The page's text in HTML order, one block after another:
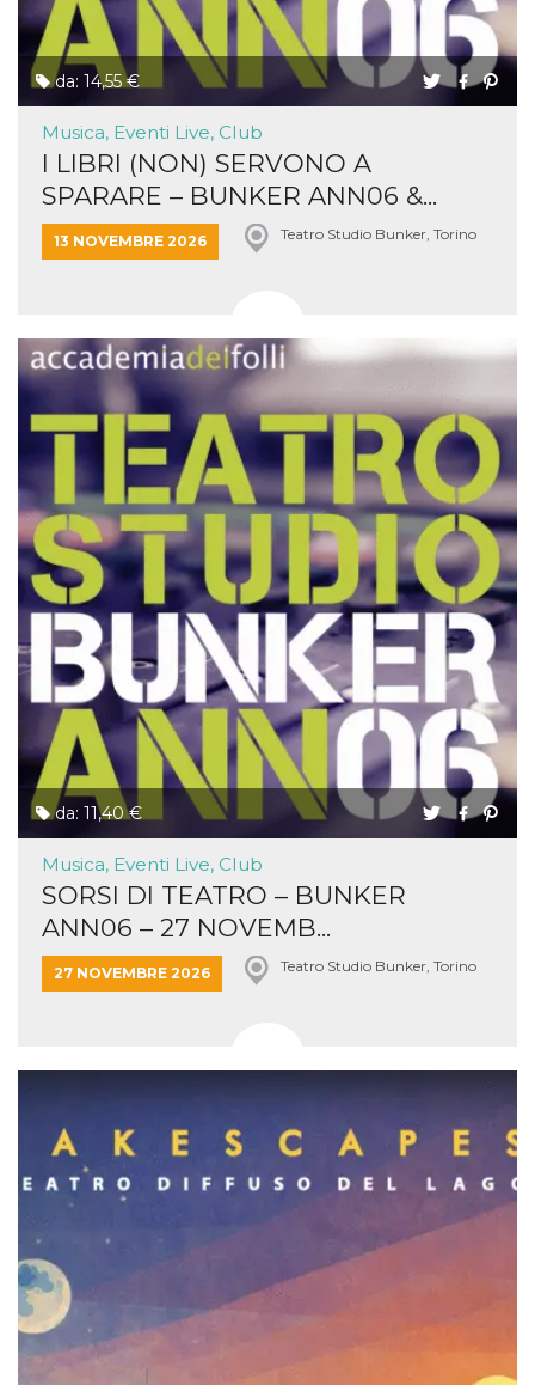
da: 14,55 €
Musica, Eventi Live, Club
I LIBRI (NON) SERVONO A
SPARARE – BUNKER ANN06 &...
13 NOVEMBRE 2026 Teatro Studio Bunker, Torino
da: 11,40 €
Musica, Eventi Live, Club
SORSI DI TEATRO – BUNKER
ANN06 – 27 NOVEMB...
27 NOVEMBRE 2026 Teatro Studio Bunker, Torino